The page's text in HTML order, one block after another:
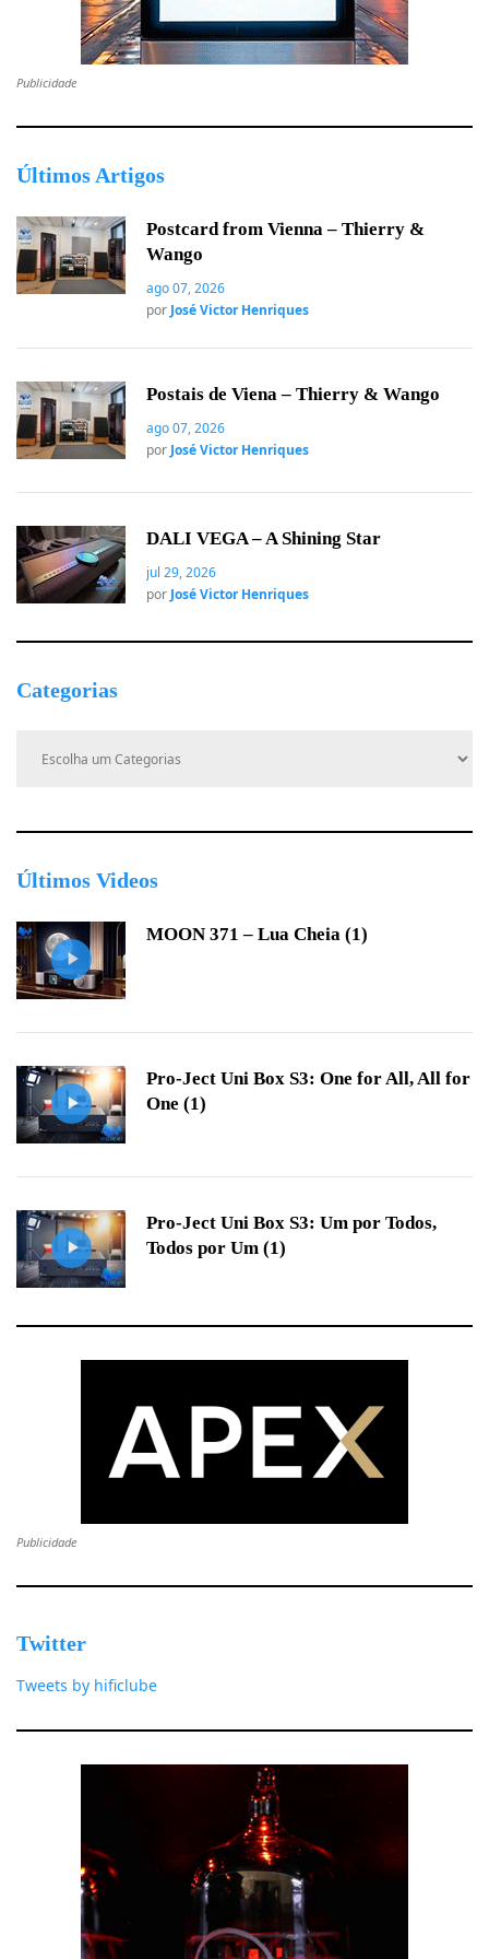
Publicidade
Últimos Artigos
Postcard from Vienna – Thierry &
Wango
ago 07, 2026
por José Victor Henriques
Postais de Viena – Thierry & Wango
ago 07, 2026
por José Victor Henriques
DALI VEGA – A Shining Star
jul 29, 2026
por José Victor Henriques
Categorias
r
i
s
Últimos Videos
MOON 371 – Lua Cheia (1)
Pro-Ject Uni Box S3: One for All, All for
One (1)
Pro-Ject Uni Box S3: Um por Todos,
Todos por Um (1)
Publicidade
Twitter
Tweets by hificlube